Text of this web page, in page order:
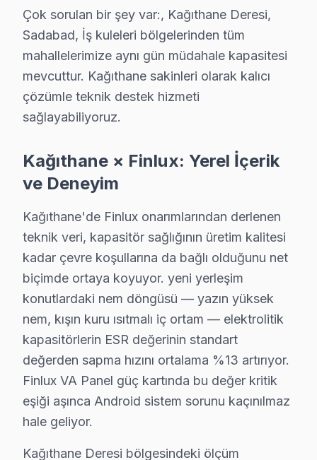
Şirintepe'de Finlux TV Servisi
Şirintepe'deki sakinler, Finlux televizyonlarının
Talatpaşa'da Finlux TV Servisi
Talatpaşa mahallesi, Finlux televizyonları için
Telsizler mahallesi sakinlerinin, Finlux televizyonları
Yahya Kemal mahallesi, Finlux televizyonları için
Yeşilce'de Finlux TV Servisi
Yeşilce'deki kullanıcılar, Finlux televizyonları için
Finlux Parça Ömrü ve Bakım Maliyetleri
Finlux TV’lerin bakım maliyetleri ve tamir fiyatları,
Anakart tamiri, model serisine göre değişim
Yazılım veya firmware güncellemeleri, genellikle
Kağıthane'de Fabrika Servis: Uzun Ömürlü
Çok sorulan bir şey var:, Kağıthane Deresi,
Sadabad, İş kuleleri bölgelerinden tüm
mahallelerimize aynı gün müdahale kapasitesi
mevcuttur. Kağıthane sakinleri olarak kalıcı
çözümle teknik destek hizmeti
sağlayabiliyoruz.
Kağıthane × Finlux: Yerel İçerik
ve Deneyim
Kağıthane'de Finlux onarımlarından derlenen
teknik veri, kapasitör sağlığının üretim kalitesi
kadar çevre koşullarına da bağlı olduğunu net
biçimde ortaya koyuyor. yeni yerleşim
konutlardaki nem döngüsü — yazın yüksek
nem, kışın kuru ısıtmalı iç ortam — elektrolitik
kapasitörlerin ESR değerinin standart
değerden sapma hızını ortalama %13 artırıyor.
Finlux VA Panel güç kartında bu değer kritik
eşiği aşınca Android sistem sorunu kaçınılmaz
hale geliyor.
Kağıthane Deresi bölgesindeki ölçüm